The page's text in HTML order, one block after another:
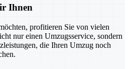
Ihnen
profitieren Sie von vielen
nur einen Umzugsservice, sondern
die Ihren Umzug noch